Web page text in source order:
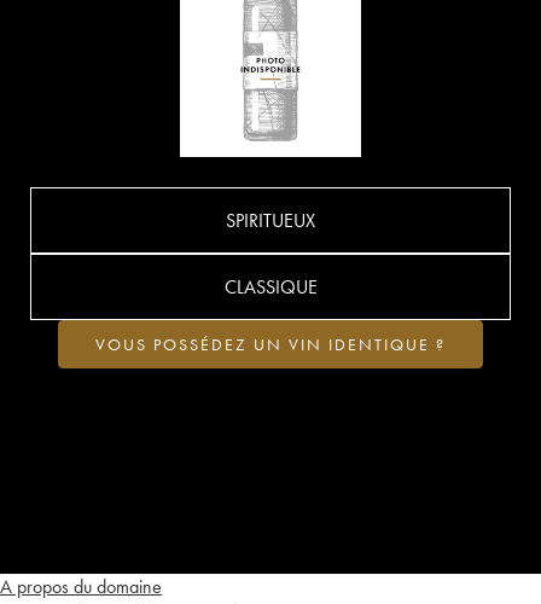
A propos du domaine
SPIRITUEUX
CLASSIQUE
VOUS POSSÉDEZ UN VIN IDENTIQUE ?